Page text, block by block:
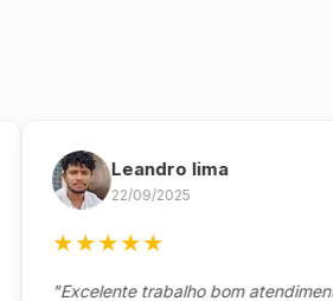
Leandro lima
22/09/2025
★★★★
"Excelente trabalho bom atendimento